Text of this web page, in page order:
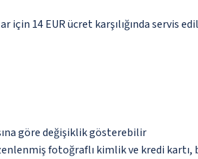
için 14 EUR ücret karşılığında servis
göre değişiklik gösterebilir
fotoğraflı kimlik ve kredi